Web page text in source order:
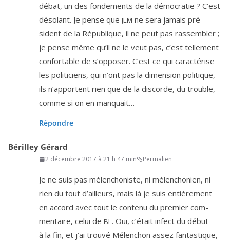
débat, un des fon­de­ments de la démo­cra­tie ? C’est
déso­lant. Je pense que JLM ne sera jamais pré­
sident de la République, il ne peut pas ras­sem­bler ;
je pense même qu’il ne le veut pas, c’est tel­le­ment
confor­table de s’op­po­ser. C’est ce qui carac­té­rise
les poli­ti­ciens, qui n’ont pas la dimen­sion poli­tique,
ils n’ap­portent rien que de la dis­corde, du trouble,
comme si on en manquait…
Répondre
Bérilley Gérard
2 décembre 2017 à 21 h 47 min Permalien
Je ne suis pas mélen­cho­niste, ni mélen­cho­nien, ni
rien du tout d’ailleurs, mais là je suis entiè­re­ment
en accord avec tout le conte­nu du pre­mier com­
men­taire, celui de BL. Oui, c’é­tait infect du début
à la fin, et j’ai trou­vé Mélenchon assez fan­tas­tique,